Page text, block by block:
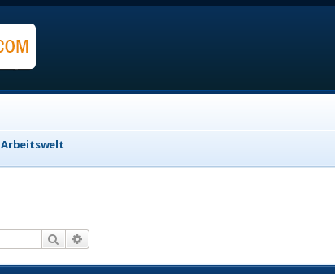
Arbeitswelt
Suche